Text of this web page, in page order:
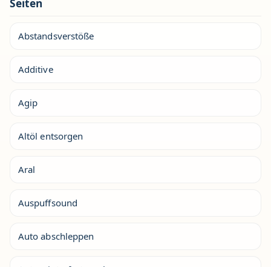
Seiten
Abstandsverstöße
Additive
Agip
Altöl entsorgen
Aral
Auspuffsound
Auto abschleppen